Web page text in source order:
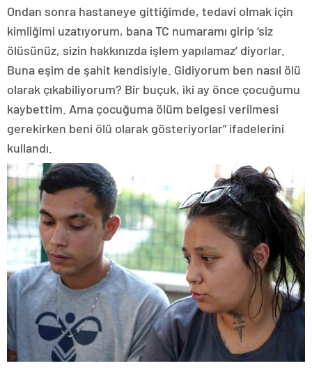
Ondan sonra hastaneye gittiğimde, tedavi olmak için
kimliğimi uzatıyorum, bana TC numaramı girip ‘siz
ölüsünüz, sizin hakkınızda işlem yapılamaz’ diyorlar.
Buna eşim de şahit kendisiyle. Gidiyorum ben nasıl ölü
olarak çıkabiliyorum? Bir buçuk, iki ay önce çocuğumu
kaybettim. Ama çocuğuma ölüm belgesi verilmesi
gerekirken beni ölü olarak gösteriyorlar” ifadelerini
kullandı.